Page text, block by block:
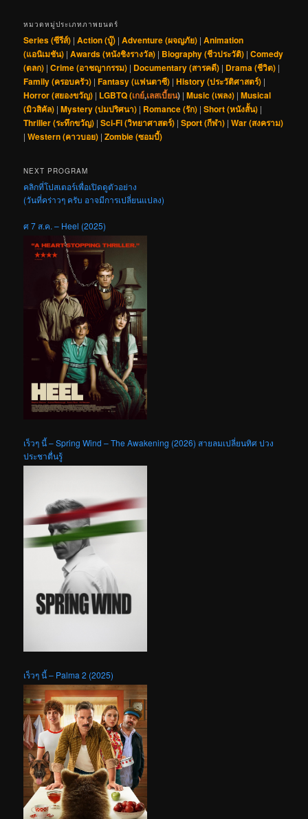
หมวดหมู่ประเภทภาพยนตร์
Series (ซีรีส์) |Action (บู๊) |Adventure (ผจญภัย) |Animation
(แอนิเมชัน) |Awards (หนังชิงรางวัล) | Biography (ชีวประวัติ) |Comedy
(ตลก) |Crime (อาชญากรรม) | Documentary (สารคดี) | Drama (ชีวิต) |
Family (ครอบครัว) |Fantasy (แฟนตาซี) |History (ประวัติศาสตร์) |
Horror (สยองขวัญ) | LGBTQ (เกย์,เลสเบี้ยน) |Music (เพลง) |Musical
(มิวสิคัล) |Mystery (ปมปริศนา) | Romance (รัก) |Short (หนังสั้น) |
Thriller (ระทึกขวัญ) |Sci-Fi (วิทยาศาสตร์) |Sport (กีฬา) |War (สงคราม)
|Western (คาวบอย) |Zombie (ซอมบี้)
NEXT PROGRAM
คลิกที่โปสเตอร์เพื่อเปิดดูตัวอย่าง
(วันที่คร่าวๆ ครับ อาจมีการเปลี่ยนแปลง)
ศ 7 ส.ค. – Heel (2025)
เร็วๆ นี้ – Spring Wind – The Awakening (2026) สายลมเปลี่ยนทิศ ปวง
ประชาตื่นรู้
เร็วๆ นี้ – Palma 2 (2025)